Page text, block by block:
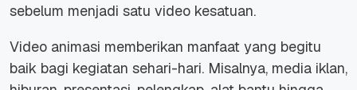
sebelum menjadi satu video kesatuan.
Video animasi memberikan manfaat yang begitu
baik bagi kegiatan sehari-hari. Misalnya, media iklan,